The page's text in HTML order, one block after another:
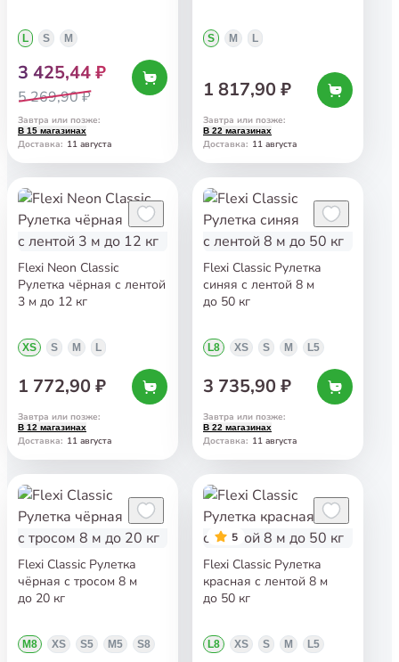
L S M
3 425,44 ₽
5 269,90 ₽
Завтра или позже:
В 15 магазинах
Доставка: 11 августа
S M L
1 817,90 ₽
Завтра или позже:
В 22 магазинах
Доставка: 11 августа
Flexi Neon Classic
Рулетка чёрная с лентой
3 м до 12 кг
XS S M L
1 772,90 ₽
Завтра или позже:
В 12 магазинах
Доставка: 11 августа
Flexi Classic Рулетка
синяя с лентой 8 м
до 50 кг
L8 XS S M L5
3 735,90 ₽
Завтра или позже:
В 22 магазинах
Доставка: 11 августа
Flexi Classic Рулетка
чёрная с тросом 8 м
до 20 кг
M8 XS S5 M5 S8
5
Flexi Classic Рулетка
красная с лентой 8 м
до 50 кг
L8 XS S M L5